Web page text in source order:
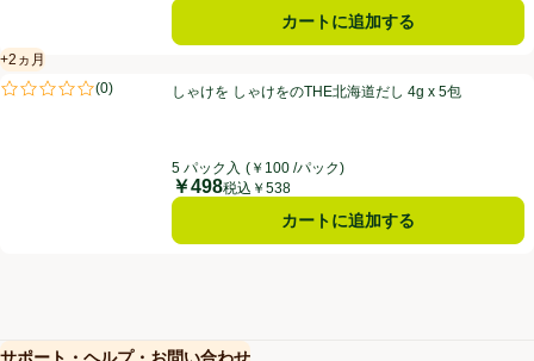
カートに追加する
しゃけを しゃけをのTHE北海道だし 4g x 5包
+2ヵ月
賞味・消費期限保証：2ヵ月
(0)
評価は0件のレビューで5点中0.0点。しゃけを しゃけをのTHE北海道だし 4g x 5包
5 パック入 (￥100 /パック)
価格
￥498税込￥538
カートに追加する